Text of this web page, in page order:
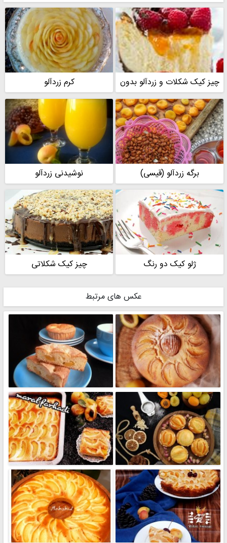
چیز کیک شکلات و زردآلو بدون
آرد
کرم زردآلو
برگه زردآلو (قیسی) نوشیدنی زردآلو
ژلو کیک دو رنگ چیز کیک شکلاتی
عکس های مرتبط